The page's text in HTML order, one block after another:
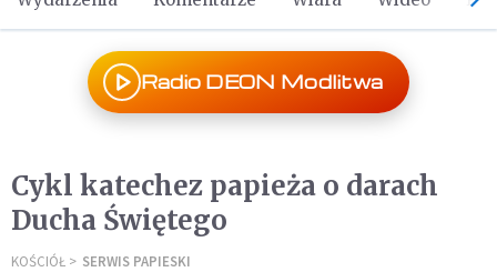
Radio DEON Modlitwa
Cykl katechez papieża o darach
Ducha Świętego
KOŚCIÓŁ SERWIS PAPIESKI